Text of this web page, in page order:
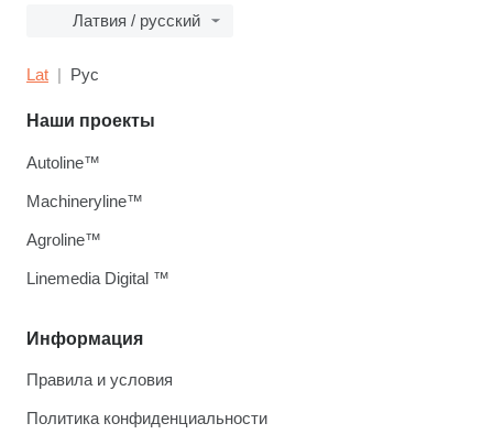
Латвия / русский
Lat Рус
Информация
Правила и условия
Политика конфиденциальности
Наши проекты
Autoline™
Machineryline™
Agroline™
Linemedia Digital ™